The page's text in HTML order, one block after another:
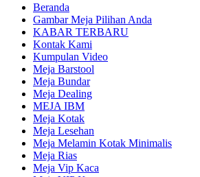
Beranda
Gambar Meja Pilihan Anda
KABAR TERBARU
Kontak Kami
Kumpulan Video
Meja Barstool
Meja Bundar
Meja Dealing
MEJA IBM
Meja Kotak
Meja Lesehan
Meja Melamin Kotak Minimalis
Meja Rias
Meja Vip Kaca